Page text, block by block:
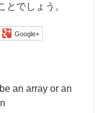
とでしょう。
Google+
an array or an